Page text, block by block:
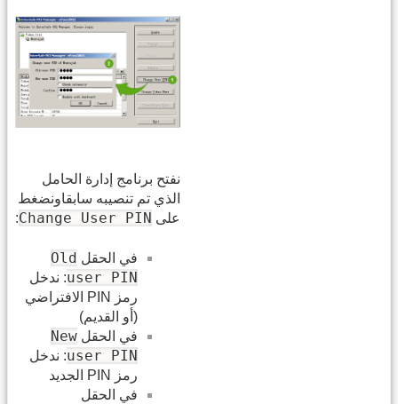
نفتح برنامج إدارة الحامل
الذي تم تنصيبه سابقاونضغط
على Change User PIN
:
في الحقل Old
user PIN: ندخل
رمز PIN الافتراضي
(أو القديم)
في الحقل New
user PIN: ندخل
رمز PIN الجديد
في الحقل